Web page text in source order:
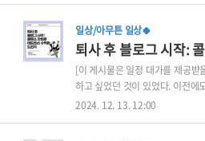
제로 전 세계 웹 트래픽의 60% 이
모바일 최적화는 선택이 아닌 필
방법모바일 화면 테스트를 위한
활성화하는 것이다. 이 과정은 간
필요할 때 빠르게 모바일 뷰를
활성화Safari > 환경설정 클릭고급
일상/아무튼 일상🍀
[이 게시물은 일정 대가를 제공받
하고 싶었던 것이 있었다. 이전에
기'다. 회사 다닐 때는 일에만 몰두
2024. 12. 13. 12:00